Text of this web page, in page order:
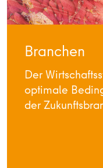
Branchen
Der
optimale
der